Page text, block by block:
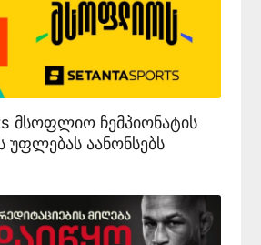
მსოფლიო ჩემპიონატის
უფლებას აანონსებს